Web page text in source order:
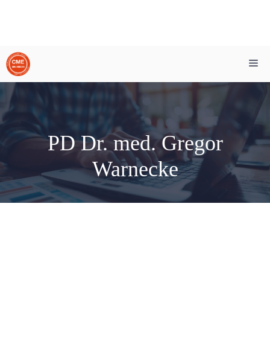
Zum
Inhalt
springen
PD Dr. med. Gregor
Warnecke